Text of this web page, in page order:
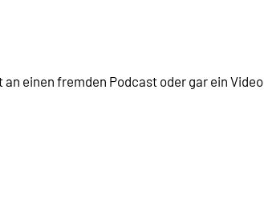
einen fremden Podcast oder gar ein